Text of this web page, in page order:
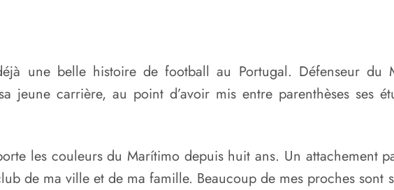
une belle histoire de football au Portugal. Défenseur du
jeune carrière, au point d’avoir mis entre parenthèses ses
les couleurs du Marítimo depuis huit ans. Un attachement
de ma ville et de ma famille. Beaucoup de mes proches